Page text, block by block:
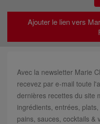
Ajouter le lien vers
Avec la newsletter Marie
recevez par e-mail toute
dernières recettes du site
ingrédients, entrées,
pains, sauces, cocktails &